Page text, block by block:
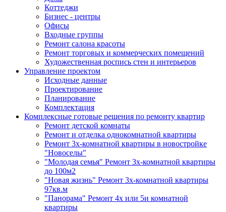
Коттеджи
Бизнес - центры
Офисы
Входные группы
Ремонт салона красоты
Ремонт торговых и коммерческих помещений
Художественная роспись стен и интерьеров
Управление проектом
Исходные данные
Проектирование
Планирование
Комплектация
Комплексные готовые решения по ремонту квартир
Ремонт детской комнаты
Ремонт и отделка однокомнатной квартиры
Ремонт 3х-комнатной квартиры в новостройке
"Новоселы"
"Молодая семья" Ремонт 3х-комнатной квартиры
до 100м2
"Новая жизнь" Ремонт 3х-комнатной квартиры
97кв.м
"Панорама" Ремонт 4х или 5и комнатной
квартиры